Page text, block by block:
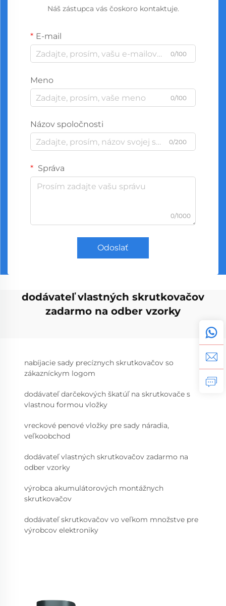
Náš zástupca vás čoskoro kontaktuje.
E-mail
0/100
Meno
0/100
Názov spoločnosti
0/200
Správa
0/1000
Odoslať
dodávateľ vlastných skrutkovačov
zadarmo na odber vzorky
nabíjacie sady precíznych skrutkovačov so
zákazníckym logom
dodávateľ darčekových škatúľ na skrutkovače s
vlastnou formou vložky
vreckové penové vložky pre sady náradia,
veľkoobchod
dodávateľ vlastných skrutkovačov zadarmo na
odber vzorky
výrobca akumulátorových montážnych
skrutkovačov
dodávateľ skrutkovačov vo veľkom množstve pre
výrobcov elektroniky